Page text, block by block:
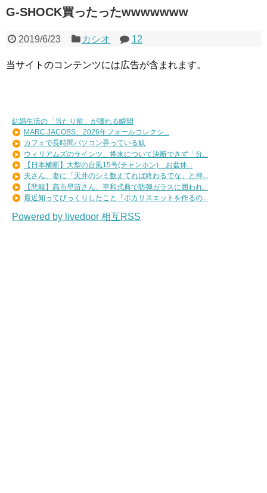
G-SHOCK買ったったwwwwwww
2019/6/23 カシオ 12
当サイトのコンテンツには広告が含まれます。
結婚生活の「当たり前」が壊れる瞬間
MARC JACOBS、2026年フォールコレクシ...
カフェで長時間パソコン弄っている奴
ウィリアムズのサインツ、将来について決断できず「分...
【日本横断】大型の台風15号(チャンホン)…お盆休...
夫さん、妻に「天井のシミ数えてれば終わるでな」と押...
【悲報】高市早苗さん、平和式典で防弾ガラスに囲われ...
最近知ってびっくりしたこと『ポカリスエットを作るの...
Powered by livedoor 相互RSS